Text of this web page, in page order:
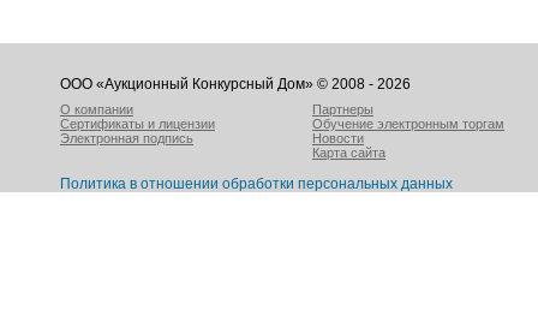
ООО «Аукционный Конкурсный Дом» © 2008 - 2026
О компании
Сертификаты и лицензии
Электронная подпись
Партнеры
Обучение электронным торгам
Новости
Карта сайта
Политика в отношении обработки персональных данных